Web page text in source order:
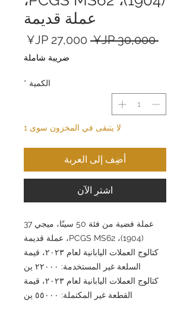
عملة قديمة
‏30,000 JP¥
سعر
البيعضريبة شاملة
الكمية *
لا يتبقى في المخزون سوى 1
أضِف إلى العربة
اشترِ الآن
عملة فضية من فئة 50 سينًا، ميجي 37
(1904)، PCGS MS62، عملة قديمة
كتالوج العملات اليابانية لعام ٢٠٢٣، قيمة
السلعة غير المستخدمة: ٢٢٠٠٠ ين
كتالوج العملات اليابانية لعام ٢٠٢٣، قيمة
القطعة غير المكتملة: ٥٥٠٠٠ ين